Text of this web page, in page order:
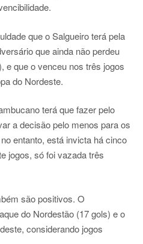
que o Salgueiro terá pela
que ainda não perdeu
e que o venceu nos três jogos
do Nordeste.
terá que fazer pelo
a decisão pelo menos para os
entanto, está invicta há cinco
jogos, só foi vazada três
são positivos. O
do Nordestão (17 gols) e o
considerando jogos